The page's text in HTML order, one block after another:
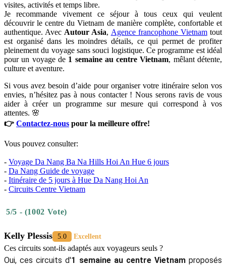
visites, activités et temps libre.
Je recommande vivement ce séjour à tous ceux qui veulent
découvrir le centre du Vietnam de manière complète, confortable et
authentique. Avec Autour Asia, Agence francophone Vietnamtout
est organisé dans les moindres détails, ce qui permet de profiter
pleinement du voyage sans souci logistique. Ce programme est idéal
pour un voyage de 1 semaine au centre Vietnam, mêlant détente,
culture et aventure.
Si vous avez besoin d’aide pour organiser votre itinéraire selon vos
envies, n’hésitez pas à nous contacter ! Nous serons ravis de vous
aider à créer un programme sur mesure qui correspond à vos
attentes. 🌸
👉 Contactez-nous pour la meilleure offre!
Vous pouvez consulter:
- Voyage Da Nang Ba Na Hills Hoi An Hue 6 jours
- Da Nang Guide de voyage
- Itinéraire de 5 jours à Hue Da Nang Hoi An
- Circuits Centre Vietnam
5/5 - (1002 Vote)
Kelly Plessis 5.0 Excellent
Ces circuits sont-ils adaptés aux voyageurs seuls ?
Oui, ces circuits d'1 semaine au centre Vietnamproposés